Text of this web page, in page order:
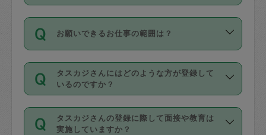
リカ、au WALLETなど）は支払にはご利
銀行振込や現金払いも対応していませ
なお、タスカジさんの交通費も、依頼料
金のご請求と合わせてお支払いとなりま
動計算で表示されます。
りに、一定数を超えたキャンセルは有償
（例：毎週定期の場合は３回以上のキャ
ンセルが有償（1200円、隔週定期の場合
は２回以上のキャンセルが有償（1200
ます。交通費の金額は「依頼の詳細」に
時間帯は3種類あります。いずれも１回あ
たり３時間です。
・ＡＭ ９時～１２時
・ＰＭ １３時～１６時
・夜 １８時～２１時
開始時間を２時間前後変更することが可
お願いできるお仕事の範囲は？
掃除、整理収納、洗濯、買い物、料理、
作り置きです。タスカジさんによってで
きる仕事の範囲が異なりますので、依頼
する前にタスカジさんのプロフィールで
確認してください。
タスカジさんにはどのような方が登録して
いるのですか？
主婦として長年の家事経験をお持ちの
方、栄養士・調理師といった資格者で保
タスカジさんの登録に際して面接や教育は
実施していますか？